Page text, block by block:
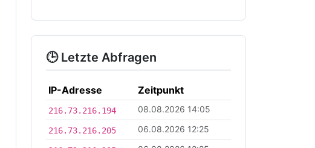
🕒 Letzte Abfragen
IP-Adresse Zeitpunkt
216.73.216.194 08.08.2026 14:05
216.73.216.205 06.08.2026 12:25